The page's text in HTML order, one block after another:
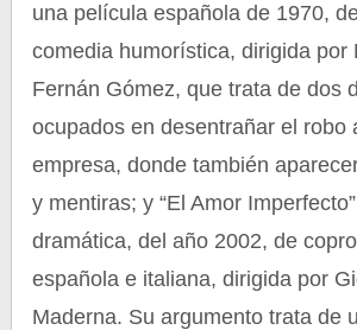
una película española de 1970,
comedia humorística, dirigida por
Fernán Gómez, que trata de dos
ocupados en desentrañar el robo
empresa, donde también
y mentiras; y “El Amor
dramática, del año 2002, de
española e italiana, dirigida por
Maderna. Su argumento trata de